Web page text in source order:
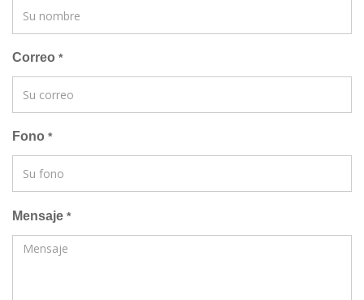
Correo *
Fono *
Mensaje *